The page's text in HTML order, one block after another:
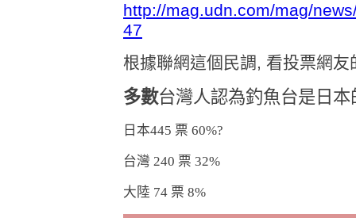
http://mag.udn.com/mag/
47
根據聯網這個民調, 看投票網友
多數台灣人認為釣魚台是日
日本445 票 60%?
台灣 240 票 32%
大陸 74 票 8%